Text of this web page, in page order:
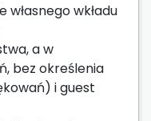
wkładu
a w
bez określenia
i guest